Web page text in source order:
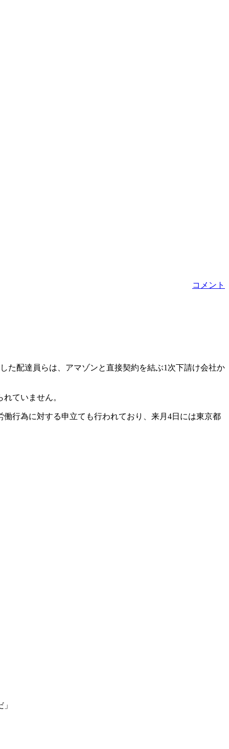
コメント
た配達員らは、アマゾンと直接契約を結ぶ1次下請け会社か
ていません。
行為に対する申立ても行われており、来月4日には東京都